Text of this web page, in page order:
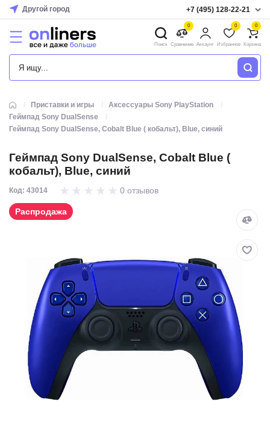
Другой город +7 (495) 128-22-21
КАТАЛОГ
Поиск
0
Сравнение Аккаунт
0
Избранное
0
Корзина
Приставки и игры
Аксессуары Sony PlayStation
Геймпад Sony DualSense
Геймпад Sony DualSense, Cobalt Blue ( кобальт), Blue, синий
Геймпад Sony DualSense, Cobalt Blue (
кобальт), Blue, синий
Код: 43014 0 отзывов
Распродажа